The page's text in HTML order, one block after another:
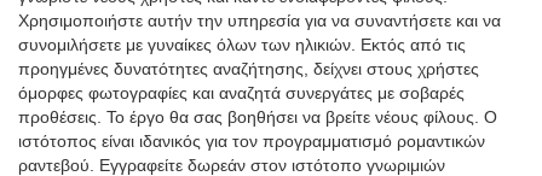
Χρησιμοποιήστε αυτήν την υπηρεσία για να συναντήσετε και να
συνομιλήσετε με γυναίκες όλων των ηλικιών. Εκτός από τις
προηγμένες δυνατότητες αναζήτησης, δείχνει στους χρήστες
όμορφες φωτογραφίες και αναζητά συνεργάτες με σοβαρές
προθέσεις. Το έργο θα σας βοηθήσει να βρείτε νέους φίλους. Ο
ιστότοπος είναι ιδανικός για τον προγραμματισμό ρομαντικών
ραντεβού. Εγγραφείτε δωρεάν στον ιστότοπο γνωριμιών